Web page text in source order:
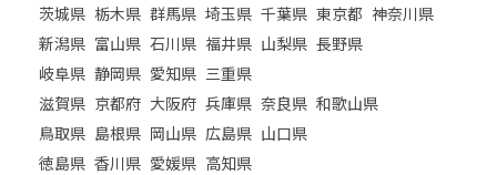
茨城県 栃木県 群馬県 埼玉県 千葉県 東京都 神奈川県
新潟県 富山県 石川県 福井県 山梨県 長野県
岐阜県 静岡県 愛知県 三重県
滋賀県 京都府 大阪府 兵庫県 奈良県 和歌山県
鳥取県 島根県 岡山県 広島県 山口県
徳島県 香川県 愛媛県 高知県